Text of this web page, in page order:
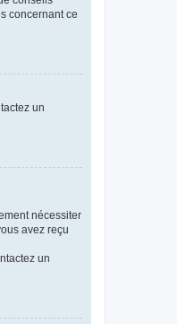
concernant ce
un
nécessiter
avez reçu
un